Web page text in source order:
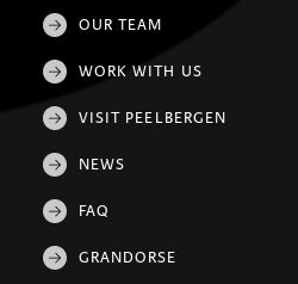
OUR TEAM
WORK WITH US
VISIT PEELBERGEN
NEWS
FAQ
GRANDORSE